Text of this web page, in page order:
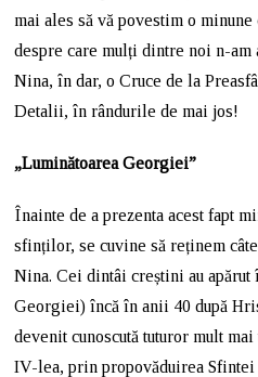
mai ales să vă povestim o
despre care mulți dintre noi n-am
Nina, în dar, o Cruce de la
Detalii, în rândurile de mai jos!
„Luminătoarea Georgiei”
Înainte de a prezenta acest fapt
sfinților, se cuvine să reținem
Nina. Cei dintâi creștini au
Georgiei) încă în anii 40 după
devenit cunoscută tuturor mult
IV-lea, prin propovăduirea